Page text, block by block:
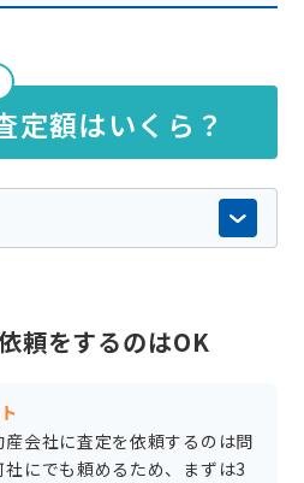
定額はいくら？
頼をするのはOK
会社に査定を依頼するのは問
にでも頼めるため、まずは3